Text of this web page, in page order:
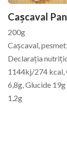
Cașcaval
200g
Cașcaval,
Declarația
1144kj/274 kcal,
6,8g, Glucide
1,2g